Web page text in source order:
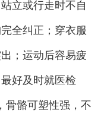
立或行走时不自
全纠正；穿衣服
；运动后容易疲
好及时就医检
骨骼可塑性强，不